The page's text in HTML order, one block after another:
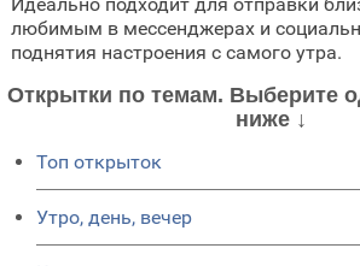
любимым в мессенджерах и
поднятия настроения с самого утра.
Открытки по темам. Выберите
ниже ↓
Топ открыток
Утро, день, вечер